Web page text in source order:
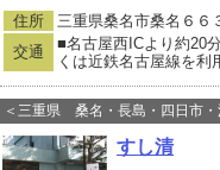
住所
三重県桑名市桑名６６
交通
■名古屋西ICより約20
くは近鉄名古屋線を利
＜三重県 桑名・長島・四日市
すし清